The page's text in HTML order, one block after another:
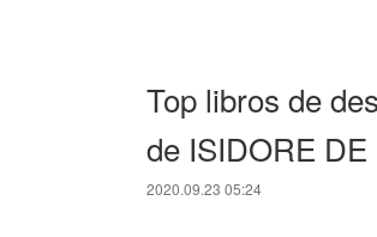
Top libros de
de ISIDORE
2020.09.23 05:24